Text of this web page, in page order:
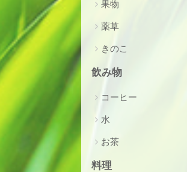
果物
薬草
きのこ
飲み物
コーヒー
水
お茶
料理